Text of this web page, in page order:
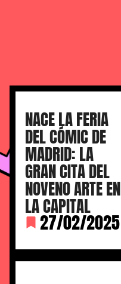
NACE LA FERIA
DEL CÓMIC DE
MADRID: LA
GRAN CITA DEL
NOVENO ARTE EN
LA CAPITAL
27/02/2025